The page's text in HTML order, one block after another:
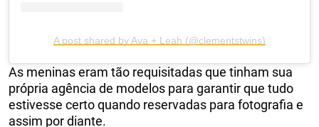
A post shared by Ava + Leah (@clementstwins)
As meninas eram tão requisitadas que tinham sua
própria agência de modelos para garantir que tudo
estivesse certo quando reservadas para fotografia e
assim por diante.